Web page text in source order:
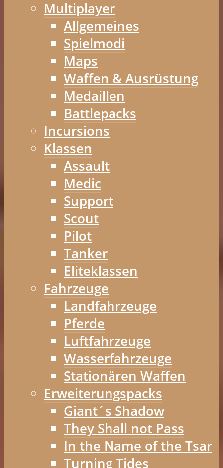
Multiplayer
Allgemeines
Spielmodi
Maps
Waffen & Ausrüstung
Medaillen
Battlepacks
Incursions
Klassen
Assault
Medic
Support
Scout
Pilot
Tanker
Eliteklassen
Fahrzeuge
Landfahrzeuge
Pferde
Luftfahrzeuge
Wasserfahrzeuge
Stationären Waffen
Erweiterungspacks
Giant´s Shadow
They Shall not Pass
In the Name of the Tsar
Turning Tides